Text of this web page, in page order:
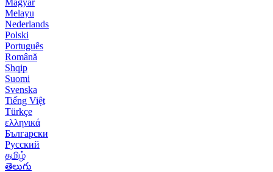
Melayu
Nederlands
Polski
Português
Română
Shqip
Suomi
Svenska
Tiếng Việt
Türkçe
ελληνικά
Български
Русский
தமிழ்
తెలుగు